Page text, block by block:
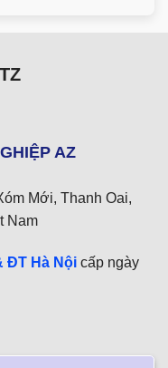
AZ
Mới, Thanh Oai,
Nam
ĐT Hà Nội cấp ngày